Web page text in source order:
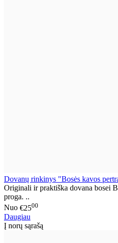
Dovanų rinkinys "Bosės kavos
Originali ir praktiška dovana bosei
proga. ..
Nuo €2500
Daugiau
Į norų sąrašą